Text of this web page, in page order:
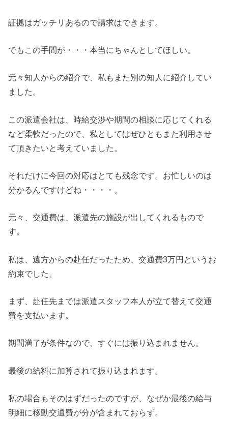
証拠はガッチリあるので請求はできます。
でもこの手間が・・・本当にちゃんとしてほしい。
元々知人からの紹介で、私もまた別の知人に紹介してい
ました。
この派遣会社は、時給交渉や期間の相談に応じてくれる
など柔軟だったので、私としてはぜひともまた利用させ
て頂きたいと考えていました。
それだけに今回の対応はとても残念です。お忙しいのは
分かるんですけどね・・・・。
元々、交通費は、派遣先の施設が出してくれるもので
す。
私は、遠方からの赴任だったため、交通費3万円というお
約束でした。
まず、赴任先までは派遣スタッフ本人が立て替えて交通
費を支払います。
期間満了が条件なので、すぐには振り込まれません。
最後の給料に加算されて振り込まれます。
私の場合もそのはずだったのですが、なぜか最後の給与
明細に移動交通費が分が含まれておらず。